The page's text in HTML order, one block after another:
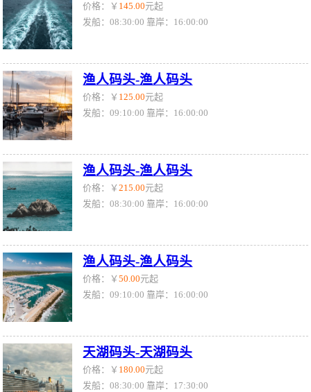
价格：￥ 145.00元起
发船：08:30:00 靠岸：16:00:00
渔人码头-渔人码头
价格：￥ 125.00元起
发船：09:10:00 靠岸：16:00:00
渔人码头-渔人码头
价格：￥215.00元起
发船：08:30:00 靠岸：16:00:00
渔人码头-渔人码头
价格：￥50.00元起
发船：09:10:00 靠岸：16:00:00
天湖码头-天湖码头
价格：￥ 180.00元起
发船：08:30:00 靠岸：17:30:00